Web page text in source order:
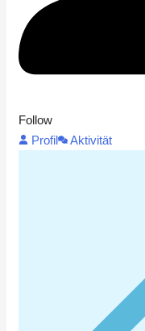
Follow
Profil
Aktivität